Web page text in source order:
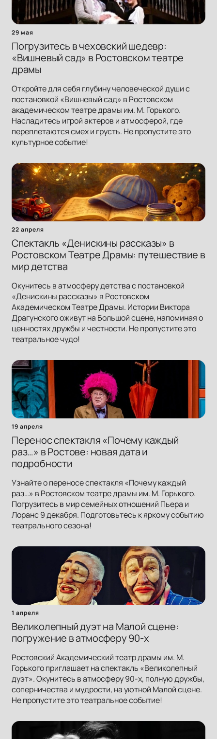
29 мая
Погрузитесь в чеховский шедевр:
«Вишневый сад» в Ростовском театре
драмы
Откройте для себя глубину человеческой души с
постановкой «Вишневый сад» в Ростовском
академическом театре драмы им. М. Горького.
Насладитесь игрой актеров и атмосферой, где
переплетаются смех и грусть. Не пропустите это
культурное событие!
22 апреля
Спектакль «Денискины рассказы» в
Ростовском Театре Драмы: путешествие в
мир детства
Окунитесь в атмосферу детства с постановкой
«Денискины рассказы» в Ростовском
Академическом Театре Драмы. Истории Виктора
Драгунского оживут на Большой сцене, напоминая о
ценностях дружбы и честности. Не пропустите это
театральное чудо!
19 апреля
Перенос спектакля «Почему каждый
раз…» в Ростове: новая дата и
подробности
Узнайте о переносе спектакля «Почему каждый
раз…» в Ростовском театре драмы им. М. Горького.
Погрузитесь в мир семейных отношений Пьера и
Лоранс 9 декабря. Подготовьтесь к яркому событию
театрального сезона!
1 апреля
Великолепный дуэт на Малой сцене:
погружение в атмосферу 90-х
Ростовский Академический театр драмы им. М.
Горького приглашает на спектакль «Великолепный
дуэт». Окунитесь в атмосферу 90-х, полную дружбы,
соперничества и мудрости, на уютной Малой сцене.
Не пропустите это театральное событие!